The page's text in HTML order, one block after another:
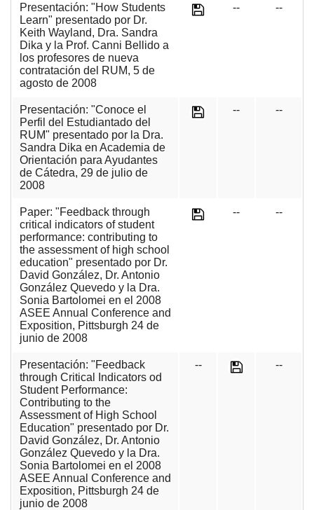
Presentación: "How Students
Learn" presentado por Dr.
Keith Wayland, Dra. Sandra
Dika y la Prof. Canni Bellido a
los profesores de nueva
contratación del RUM, 5 de
agosto de 2008
-- --
Presentación: "Conoce el
Perfil del Estudiantado del
RUM" presentado por la Dra.
Sandra Dika en Academia de
Orientación para Ayudantes
de Cátedra, 29 de julio de
2008
-- --
Paper: "Feedback through
critical indicators of student
performance: contributing to
the assessment of high school
education" presentado por Dr.
David González, Dr. Antonio
González Quevedo y la Dra.
Sonia Bartolomei en el 2008
ASEE Annual Conference and
Exposition, Pittsburgh 24 de
junio de 2008
-- --
Presentación: "Feedback
through Critical Indicators od
Student Performance:
Contributing to the
Assessment of High School
Education" presentado por Dr.
David González, Dr. Antonio
González Quevedo y la Dra.
Sonia Bartolomei en el 2008
ASEE Annual Conference and
Exposition, Pittsburgh 24 de
junio de 2008
-- --